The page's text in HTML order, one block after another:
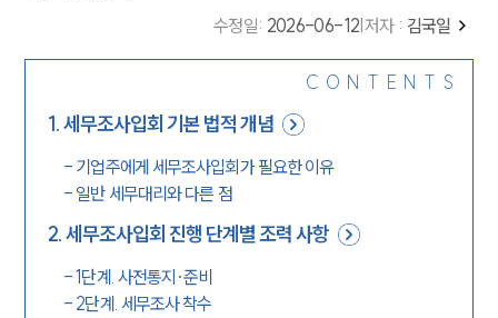
수정일: 2026-06-12 저자 : 김국일
CONTENTS
1.세무조사입회 기본 법적 개념
- 기업주에게 세무조사입회가 필요한 이유
- 일반 세무대리와 다른 점
2.세무조사입회 진행 단계별 조력 사항
-1단계. 사전통지·준비
- 2단계. 세무조사 착수